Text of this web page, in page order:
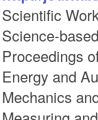
Scientific
Science-
Proceedings
Energy and
Mechanics